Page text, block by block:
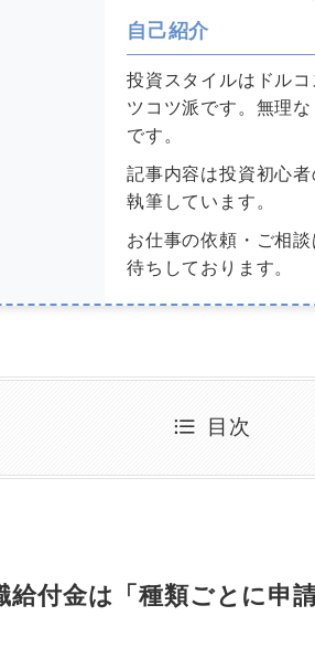
自己紹介
投資スタイルはドル
ツコツ派です。無理
です。
記事内容は投資初心
執筆しています。
お仕事の依頼・ご相談
待ちしております。
目次
給付金は「種類ごとに申